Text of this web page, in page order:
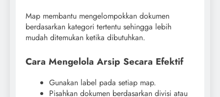
Map membantu mengelompokkan dokumen
berdasarkan kategori tertentu sehingga lebih
mudah ditemukan ketika dibutuhkan.
Cara Mengelola Arsip Secara Efektif
Gunakan label pada setiap map.
Pisahkan dokumen berdasarkan divisi atau